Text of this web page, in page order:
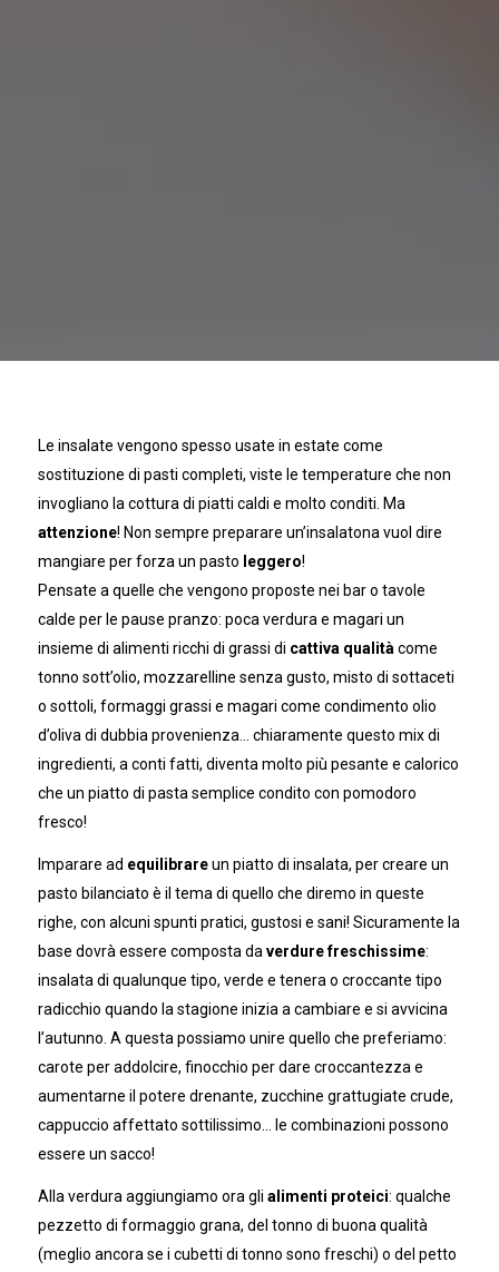
Le insalate vengono spesso usate in estate come
sostituzione di pasti completi, viste le temperature che non
invogliano la cottura di piatti caldi e molto conditi. Ma
attenzione! Non sempre preparare un’insalatona vuol dire
mangiare per forza un pasto leggero!
Pensate a quelle che vengono proposte nei bar o tavole
calde per le pause pranzo: poca verdura e magari un
insieme di alimenti ricchi di grassi di cattiva qualità come
tonno sott’olio, mozzarelline senza gusto, misto di sottaceti
o sottoli, formaggi grassi e magari come condimento olio
d’oliva di dubbia provenienza… chiaramente questo mix di
ingredienti, a conti fatti, diventa molto più pesante e calorico
che un piatto di pasta semplice condito con pomodoro
fresco!
Imparare ad equilibrareun piatto di insalata, per creare un
pasto bilanciato è il tema di quello che diremo in queste
righe, con alcuni spunti pratici, gustosi e sani! Sicuramente la
base dovrà essere composta da verdure freschissime:
insalata di qualunque tipo, verde e tenera o croccante tipo
radicchio quando la stagione inizia a cambiare e si avvicina
l’autunno. A questa possiamo unire quello che preferiamo:
carote per addolcire, finocchio per dare croccantezza e
aumentarne il potere drenante, zucchine grattugiate crude,
cappuccio affettato sottilissimo… le combinazioni possono
essere un sacco!
Alla verdura aggiungiamo ora gli alimenti proteici: qualche
pezzetto di formaggio grana, del tonno di buona qualità
(meglio ancora se i cubetti di tonno sono freschi) o del petto